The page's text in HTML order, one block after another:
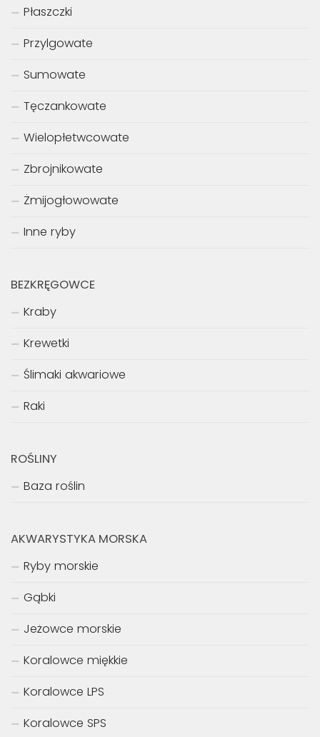
Płaszczki
Przylgowate
Sumowate
Tęczankowate
Wielopłetwcowate
Zbrojnikowate
Żmijogłowowate
Inne ryby
BEZKRĘGOWCE
Kraby
Krewetki
Ślimaki akwariowe
Raki
ROŚLINY
Baza roślin
AKWARYSTYKA MORSKA
Ryby morskie
Gąbki
Jeżowce morskie
Koralowce miękkie
Koralowce LPS
Koralowce SPS